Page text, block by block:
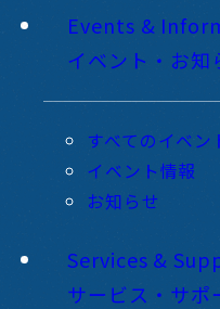
Events &
イベント・お知
すべてのイベン
イベント情報
お知らせ
Services &
サービス・サポ